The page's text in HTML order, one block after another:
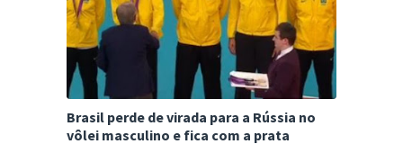
Brasil perde de virada para a Rússia no
vôlei masculino e fica com a prata